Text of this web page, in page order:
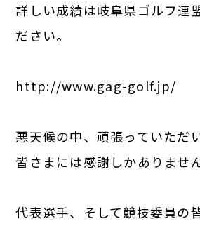
詳しい成績は岐阜県ゴルフ連
ださい。
http://www.gag-golf.jp/
悪天候の中、頑張っていただ
皆さまには感謝しかありませ
代表選手、そして競技委員の